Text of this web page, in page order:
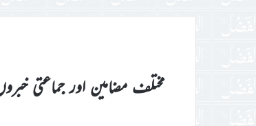
مختلف مضامین اور جماعتی